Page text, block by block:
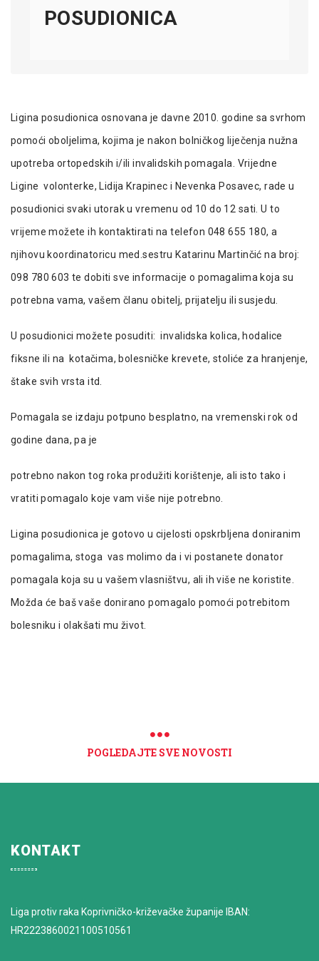
POSUDIONICA
Ligina posudionica osnovana je davne 2010. godine sa svrhom
pomoći oboljelima, kojima je nakon bolničkog liječenja nužna
upotreba ortopedskih i/ili invalidskih pomagala. Vrijedne
Ligine volonterke, Lidija Krapinec i Nevenka Posavec, rade u
posudionici svaki utorak u vremenu od 10 do 12 sati. U to
vrijeme možete ih kontaktirati na telefon 048 655 180, a
njihovu koordinatoricu med.sestru Katarinu Martinčić na broj:
098 780 603 te dobiti sve informacije o pomagalima koja su
potrebna vama, vašem članu obitelj, prijatelju ili susjedu.
U posudionici možete posuditi: invalidska kolica, hodalice
fiksne ili na kotačima, bolesničke krevete, stoliće za hranjenje,
štake svih vrsta itd.
Pomagala se izdaju potpuno besplatno, na vremenski rok od
godine dana, pa je
potrebno nakon tog roka produžiti korištenje, ali isto tako i
vratiti pomagalo koje vam više nije potrebno.
Ligina posudionica je gotovo u cijelosti opskrbljena doniranim
pomagalima, stoga vas molimo da i vi postanete donator
pomagala koja su u vašem vlasništvu, ali ih više ne koristite.
Možda će baš vaše donirano pomagalo pomoći potrebitom
bolesniku i olakšati mu život.
POGLEDAJTE SVE NOVOSTI
KONTAKT
Liga protiv raka Koprivničko-križevačke županije IBAN:
HR2223860021100510561